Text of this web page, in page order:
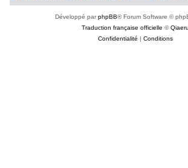
Développé parphpBB® Forum Software ©
Traduction française officielle ©Qiaeru
Confidentialité
Conditions